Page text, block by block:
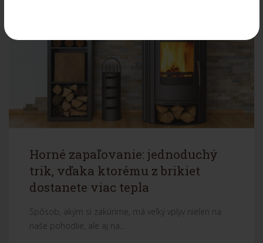
Horné zapaľovanie: jednoduchý
trik, vďaka ktorému z brikiet
dostanete viac tepla
Spôsob, akým si zakúrime, má veľký vplyv nielen na
naše pohodlie, ale aj na...